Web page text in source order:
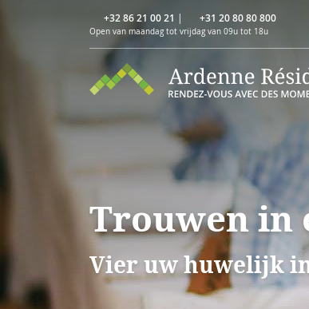
+32 86 21 00 21 | +31 20 80 80 800
Open van maandag tot vrijdag van 09u tot 18u
Trouwen in
Vier uw huwelijk